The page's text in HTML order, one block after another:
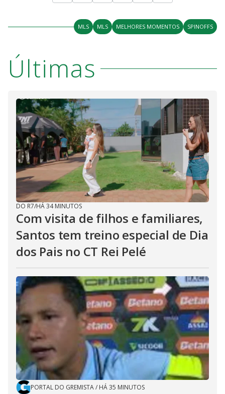
MLS MLS MELHORES MOMENTOS SPINOFFS
Últimas
DO R7/HÁ 34 MINUTOS
Com visita de filhos e familiares,
Santos tem treino especial de Dia
dos Pais no CT Rei Pelé
PORTAL DO GREMISTA/ HÁ 35 MINUTOS